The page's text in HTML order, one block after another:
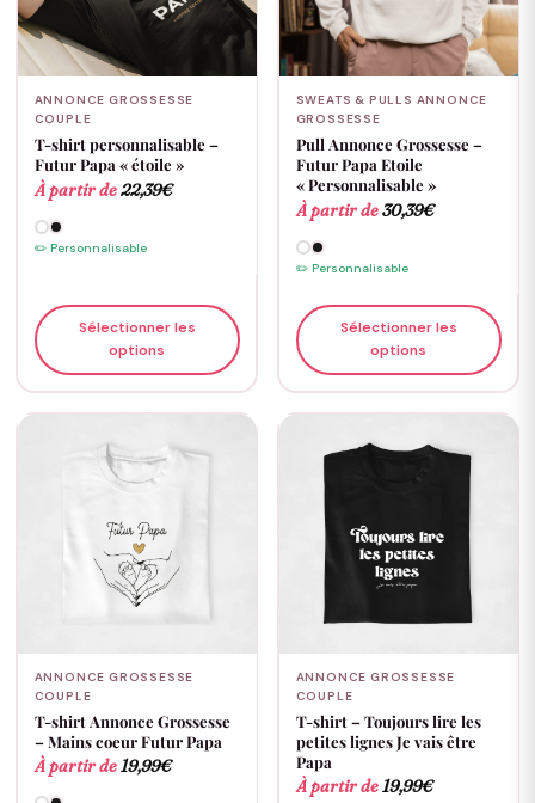
ANNONCE GROSSESSE
COUPLE
T-shirt personnalisable –
Futur Papa « étoile »
À partir de22,39€
✏️ Personnalisable
Sélectionner les
options
SWEATS & PULLS ANNONCE
GROSSESSE
Pull Annonce Grossesse –
Futur Papa Etoile
« Personnalisable »
À partir de30,39€
✏️ Personnalisable
Sélectionner les
options
ANNONCE GROSSESSE
COUPLE
T-shirt Annonce Grossesse
– Mains coeur Futur Papa
À partir de19,99€
ANNONCE GROSSESSE
COUPLE
T-shirt – Toujours lire les
petites lignes Je vais être
Papa
À partir de19,99€